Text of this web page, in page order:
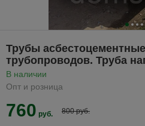
Трубы
трубопроводов. Труба
В наличии
Опт и розница
760 руб. 800 руб.